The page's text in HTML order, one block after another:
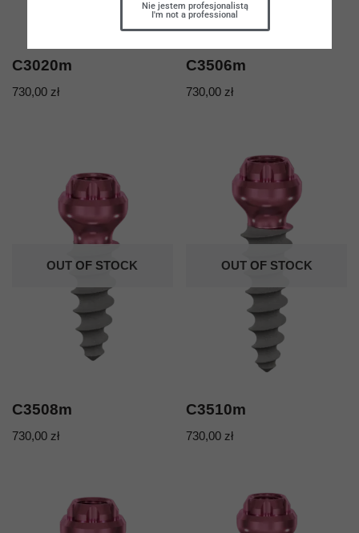
C3020m
730,00 zł
C3506m
730,00 zł
OUT OF STOCK
C3508m
730,00 zł
OUT OF STOCK
C3510m
730,00zł
Nie jestem profesjonalistą
I'm not a professional